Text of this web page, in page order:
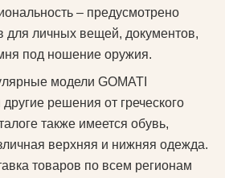
– предусмотрено
для личных вещей, документов,
под ношение оружия.
модели GOMATI
решения от греческого
также имеется обувь,
верхняя и нижняя одежда.
товаров по всем регионам